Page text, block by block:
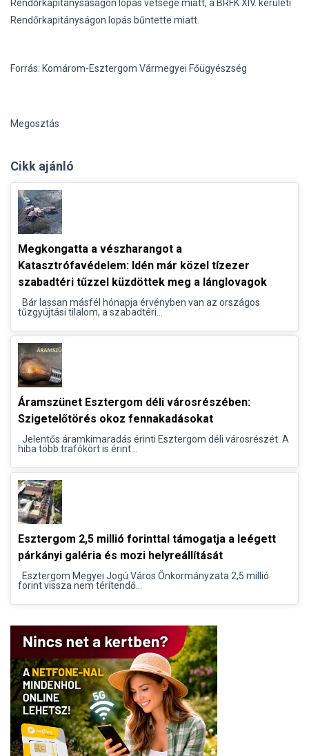
Rendőrkapitánysáságon lopás vétsége miatt, a BRFK XIV. kerületi
Rendőrkapitányságon lopás bűntette miatt.
Forrás: Komárom-Esztergom Vármegyei Főügyészség
Megosztás
Cikk ajánló
Megkongatta a vészharangot a
Katasztrófavédelem: Idén már közel tízezer
szabadtéri tűzzel küzdöttek meg a lánglovagok
Bár lassan másfél hónapja érvényben van az országos
tűzgyújtási tilalom, a szabadtéri...
Áramszünet Esztergom déli városrészében:
Szigetelőtörés okoz fennakadásokat
Jelentős áramkimaradás érinti Esztergom déli városrészét. A
hiba több trafókört is érint...
Esztergom 2,5 millió forinttal támogatja a leégett
párkányi galéria és mozi helyreállítását
Esztergom Megyei Jogú Város Önkormányzata 2,5 millió
forint vissza nem térítendő...